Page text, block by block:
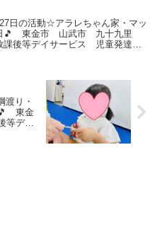
日の活動☆アラレちゃん家・マッ
🎵 東金市 山武市 九十九里
後等デイサービス 児童発達支
渡り・
🎵 東金
デイ